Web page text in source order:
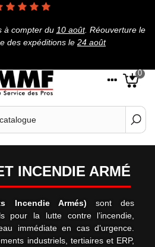
à compter du 10 août. Réouverture le
des expéditions le 24 août
0
INCENDIE ARMÉ
Incendie Armés) sont des
pour la lutte contre l’incendie,
immédiate en cas d’urgence.
industriels, tertiaires et ERP,